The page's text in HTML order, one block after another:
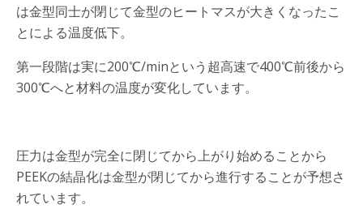
は金型同士が閉じて金型のヒートマスが大きくなったこ
とによる温度低下。
第一段階は実に200℃/minという超高速で400℃前後から
300℃へと材料の温度が変化しています。
圧力は金型が完全に閉じてから上がり始めることから
PEEKの結晶化は金型が閉じてから進行することが予想さ
れています。